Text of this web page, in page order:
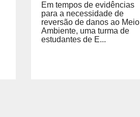
Em tempos de evidências
para a necessidade de
reversão de danos ao Meio
Ambiente, uma turma de
estudantes de E...